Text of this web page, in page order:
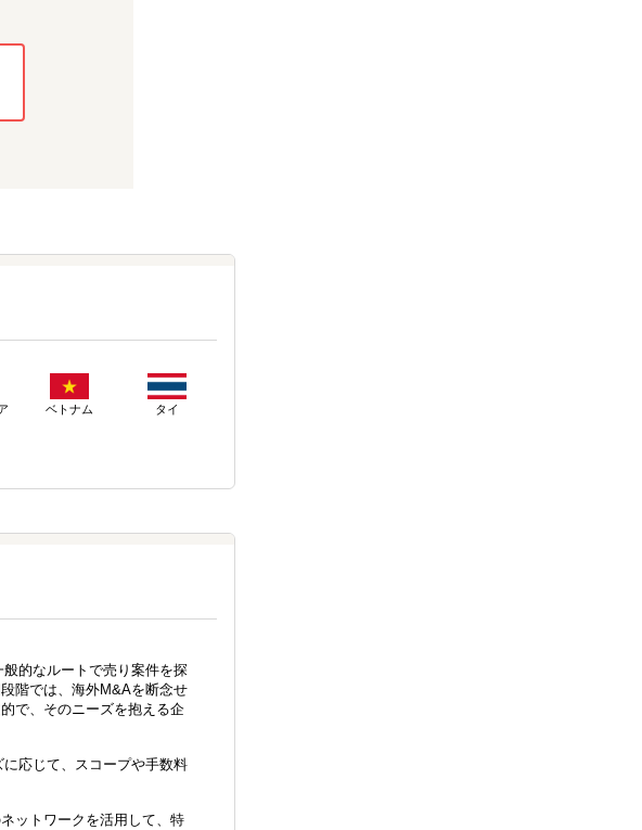
ベトナム タイ
的なルートで売り案件を探
階では、海外M&Aを断念せ
で、そのニーズを抱える企
応じて、スコープや手数料
ットワークを活用して、特